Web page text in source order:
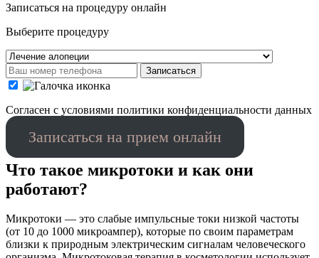
Записаться на процедуру онлайн
Выберите процедуру
Записаться
Cогласен с условиями политики конфиденциальности данных
Записаться на прием онлайн
Что такое микротоки и как они
работают?
Микротоки — это слабые импульсные токи низкой частоты
(от 10 до 1000 микроампер), которые по своим параметрам
близки к природным электрическим сигналам человеческого